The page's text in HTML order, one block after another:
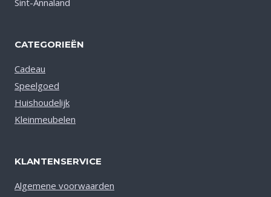
Sint-Annaland
CATEGORIEËN
Cadeau
Speelgoed
Huishoudelijk
Kleinmeubelen
KLANTENSERVICE
Algemene voorwaarden